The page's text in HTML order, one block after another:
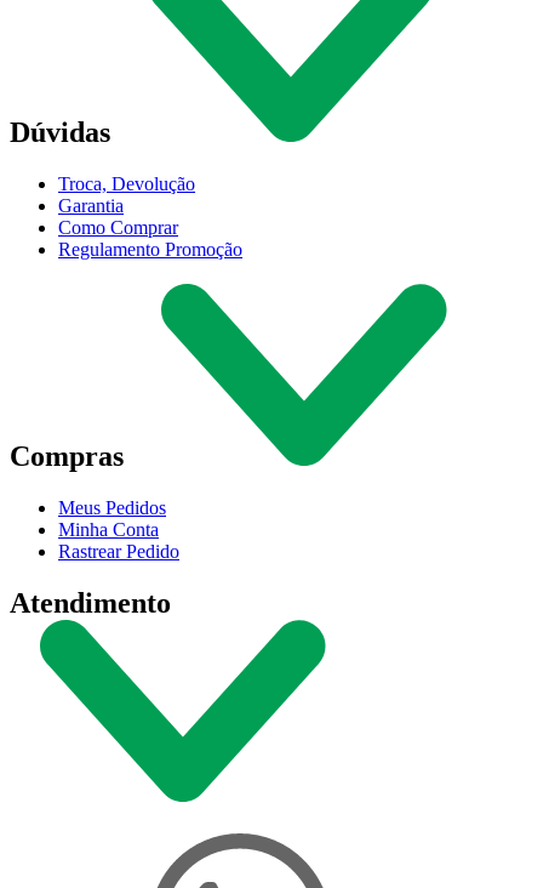
Dúvidas
Troca, Devolução
Garantia
Como Comprar
Regulamento Promoção
Compras
Meus Pedidos
Minha Conta
Rastrear Pedido
Atendimento